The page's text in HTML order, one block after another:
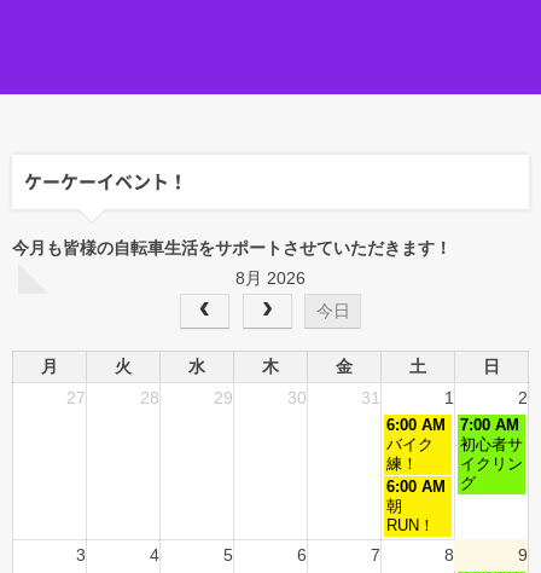
ケーケーイベント！
今月も皆様の自転車生活をサポートさせていただきます！
8月 2026
今日
月 火 水 木 金 土
日
27
28 29 30 31 1 2
6:00 AM
バイク
練！
7:00 AM
初心者サ
イクリン
グ
6:00 AM
朝
RUN！
3 4 5 6 7 8 9